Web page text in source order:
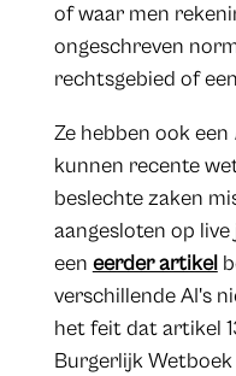
of waar men
ongeschreven
rechtsgebied of
Ze hebben ook een
kunnen recente
beslechte zaken
aangesloten op
een eerder artikel
verschillende AI's
het feit dat artikel
Burgerlijk Wetboek